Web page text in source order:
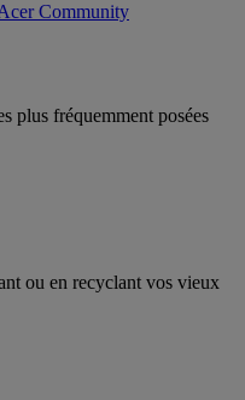
Community
plus fréquemment posées
ou en recyclant vos vieux